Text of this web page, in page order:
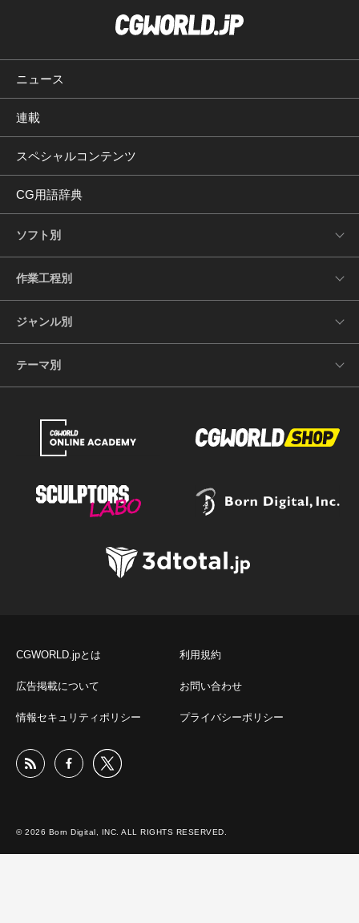
ニュース
連載
スペシャルコンテンツ
CG用語辞典
ソフト別
作業工程別
ジャンル別
テーマ別
CGWORLD.jpとは 利用規約
広告掲載について お問い合わせ
情報セキュリティポリシー プライバシーポリシー
© 2026 Born Digital, INC. ALL RIGHTS RESERVED.